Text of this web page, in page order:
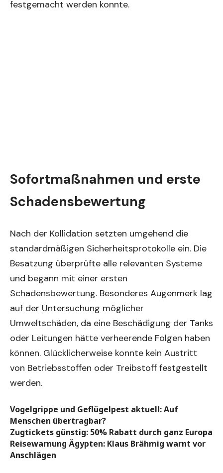
festgemacht werden konnte.
Sofortmaßnahmen und erste
Schadensbewertung
Nach der Kollidation setzten umgehend die
standardmäßigen Sicherheitsprotokolle ein. Die
Besatzung überprüfte alle relevanten Systeme
und begann mit einer ersten
Schadensbewertung. Besonderes Augenmerk lag
auf der Untersuchung möglicher
Umweltschäden, da eine Beschädigung der Tanks
oder Leitungen hätte verheerende Folgen haben
können. Glücklicherweise konnte kein Austritt
von Betriebsstoffen oder Treibstoff festgestellt
werden.
Vogelgrippe und Geflügelpest aktuell: Auf
Menschen übertragbar?
Zugtickets günstig: 50% Rabatt durch ganz Europa
Reisewarnung Ägypten: Klaus Brähmig warnt vor
Anschlägen